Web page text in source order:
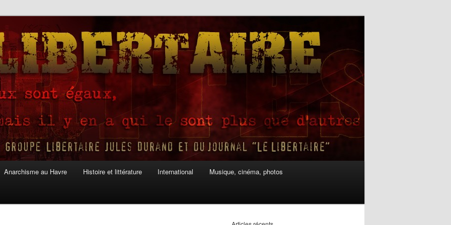
Anarchisme au Havre Histoire et littérature International Musique, cinéma, photos